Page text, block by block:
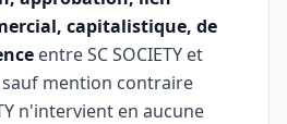
capitalistique, de
entre SC SOCIETY et
mention contraire
n'intervient en aucune